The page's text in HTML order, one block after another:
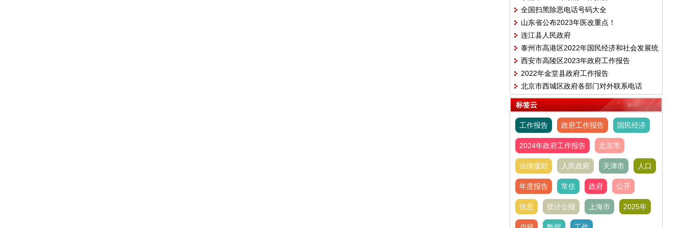
全国扫黑除恶电话号码大全
山东省公布2023年医改重点！
连江县人民政府
泰州市高港区2022年国民经济和社会发展统
计公报
西安市高陵区2023年政府工作报告
2022年金堂县政府工作报告
北京市西城区政府各部门对外联系电话
标签云
工作报告 政府工作报告 国民经济
2024年政府工作报告 北京市
法律援助 人民政府 天津市 人口
年度报告 常住 政府 公开
信息 统计公报 上海市 2025年